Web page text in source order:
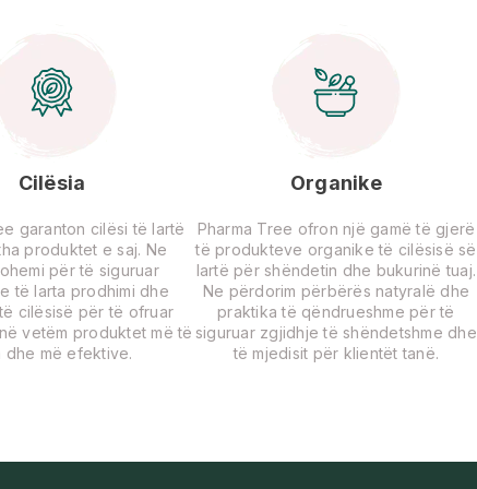
Cilësia
garanton cilësi të lartë
produktet e saj. Ne
për të siguruar
të larta prodhimi dhe
cilësisë për të ofruar
vetëm produktet më të
dhe më efektive.
Organike
Pharma Tree ofron një gamë të gjerë
të produkteve organike të cilësisë së
lartë për shëndetin dhe bukurinë tuaj.
Ne përdorim përbërës natyralë dhe
praktika të qëndrueshme për të
siguruar zgjidhje të shëndetshme dhe
të mjedisit për klientët tanë.